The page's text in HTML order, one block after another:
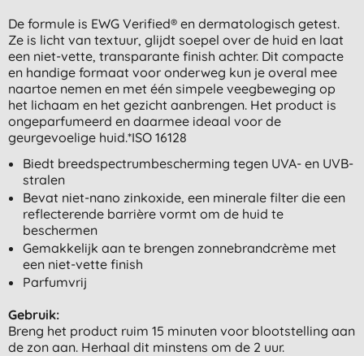
De formule is EWG Verified® en dermatologisch getest.
Ze is licht van textuur, glijdt soepel over de huid en laat
een niet-vette, transparante finish achter. Dit compacte
en handige formaat voor onderweg kun je overal mee
naartoe nemen en met één simpele veegbeweging op
het lichaam en het gezicht aanbrengen. Het product is
ongeparfumeerd en daarmee ideaal voor de
geurgevoelige huid.*ISO 16128
Biedt breedspectrumbescherming tegen UVA- en UVB-
stralen
Bevat niet-nano zinkoxide, een minerale filter die een
reflecterende barrière vormt om de huid te
beschermen
Gemakkelijk aan te brengen zonnebrandcrème met
een niet-vette finish
Parfumvrij
Gebruik:
Breng het product ruim 15 minuten voor blootstelling aan
de zon aan. Herhaal dit minstens om de 2 uur.